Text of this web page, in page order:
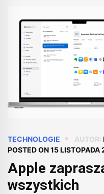
TECHNOLOGIE AUTOR:
POSTED ON15 LISTOPADA
Apple
wszystkich